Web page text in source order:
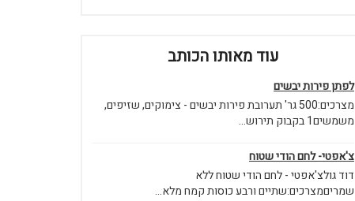
עוד מאותו הכותב
לפתן פירות יבשים
מצרכים:500 גר' תערובת פירות יבשים - צימוקים, שזיפים,
משמשים1 בקבוק תירוש...
צ'אפטי- לחם הודי שטוח
דוד גולצ'אפטי - לחם הודי שטוח ללא
שמריםמצרכים:שתיים ורבע כוסות קמח מלא...